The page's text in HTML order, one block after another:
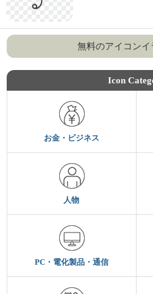
無料のアイコンイ
Icon
お金・ビジネス
人物
PC・電化製品・通信